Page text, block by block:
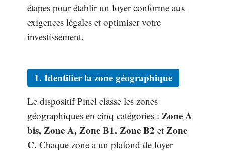
étapes pour établir un loyer conforme aux
exigences légales et optimiser votre
investissement.
1. Identifier la zone géographique
Le dispositif Pinel classe les zones
géographiques en cinq catégories : Zone A
bis, Zone A, Zone B1, Zone B2 et Zone
C. Chaque zone a un plafond de loyer